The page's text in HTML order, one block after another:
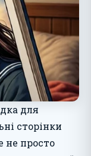
для
сторінки
не просто